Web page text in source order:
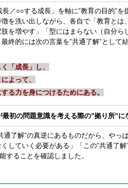
／○○する成長」を軸に”教育の目的”
を洗い出しながら、各自で「教育と
を増やす」「型にはまらない（自分ら
終的には次の言葉を”共通了解”として
「成長」し、
よって、
る力を身につけるためにある。
初の問題意識を考える際の”拠り所”に
了解”の真逆にあるものだから、やっ
していく必要がある」「この”共通了
することを確認しました。